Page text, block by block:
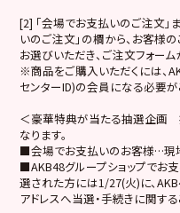
[2] 「会場でお支払いのご注文」
いのご注文」の欄から、お客様
お選びいただき、ご注文フォーム
※商品をご購入いただくには、
センターID)の会員になる必要が
＜豪華特典が当たる抽選企画
なります。
■会場でお支払いのお客様…現
■AKB48グループショップでお
選された方には1/27(火)に、
アドレスへ当選・手続きに関す